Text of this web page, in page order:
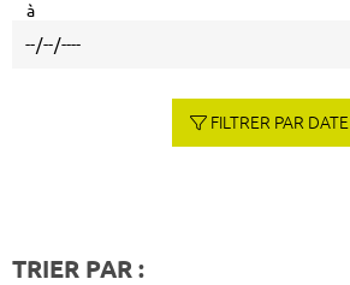
à
FILTRER PAR DATE
TRIER PAR :